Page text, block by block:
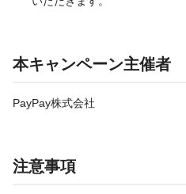
本キャンペーン主催者
PayPay株式会社
注意事項